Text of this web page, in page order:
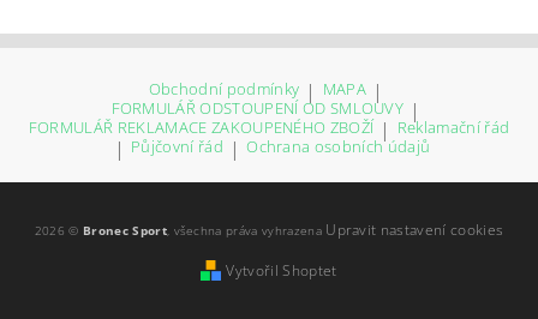
Obchodní podmínky | MAPA |
FORMULÁŘ ODSTOUPENÍ OD SMLOUVY |
FORMULÁŘ REKLAMACE ZAKOUPENÉHO ZBOŽÍ | Reklamační řád
| Půjčovní řád | Ochrana osobních údajů
2026 © Bronec Sport, všechna práva vyhrazena Upravit nastavení cookies
Vytvořil Shoptet